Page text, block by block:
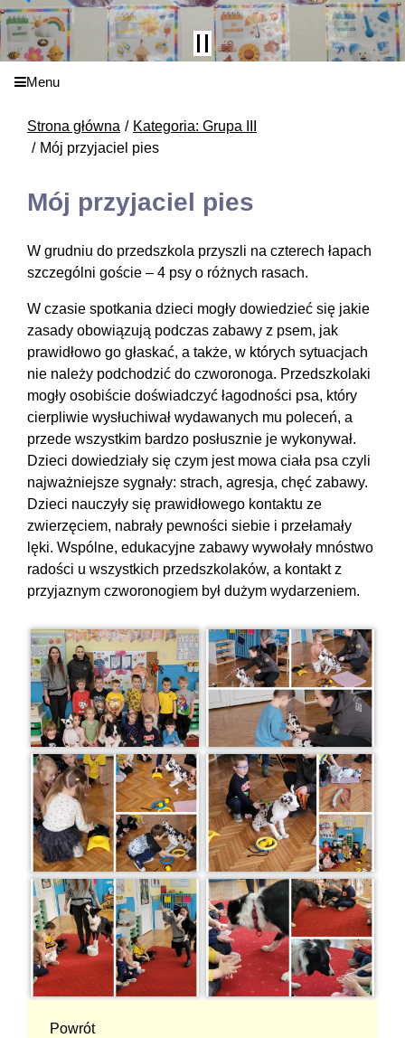
Menu
Strona główna
Kategoria: Grupa III
Mój przyjaciel pies
Mój przyjaciel pies
W grudniu do przedszkola przyszli na czterech łapach
szczególni goście – 4 psy o różnych rasach.
W czasie spotkania dzieci mogły dowiedzieć się jakie
zasady obowiązują podczas zabawy z psem, jak
prawidłowo go głaskać, a także, w których sytuacjach
nie należy podchodzić do czworonoga. Przedszkolaki
mogły osobiście doświadczyć łagodności psa, który
cierpliwie wysłuchiwał wydawanych mu poleceń, a
przede wszystkim bardzo posłusznie je wykonywał.
Dzieci dowiedziały się czym jest mowa ciała psa czyli
najważniejsze sygnały: strach, agresja, chęć zabawy.
Dzieci nauczyły się prawidłowego kontaktu ze
zwierzęciem, nabrały pewności siebie i przełamały
lęki. Wspólne, edukacyjne zabawy wywołały mnóstwo
radości u wszystkich przedszkolaków, a kontakt z
przyjaznym czworonogiem był dużym wydarzeniem.
Powrót